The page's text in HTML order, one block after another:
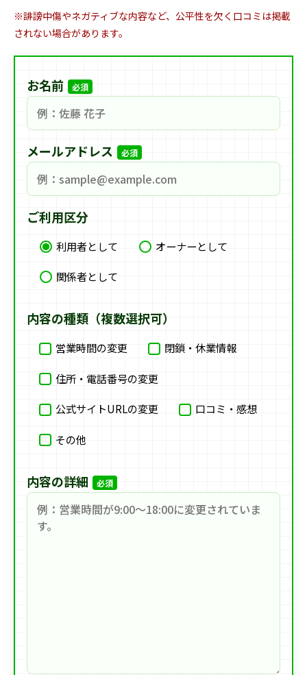
※誹謗中傷やネガティブな内容など、公平性を欠く口コミは掲載
されない場合があります。
お名前 必須
メールアドレス 必須
ご利用区分
利用者として
オーナーとして
関係者として
内容の種類（複数選択可）
営業時間の変更 閉鎖・休業情報
住所・電話番号の変更
公式サイトURLの変更 口コミ・感想
その他
内容の詳細 必須